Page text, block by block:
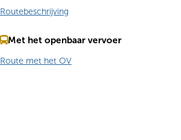
Routebeschrijving
Met het openbaar vervoer
Route met het OV